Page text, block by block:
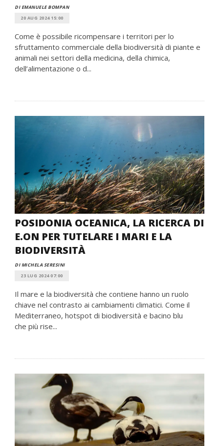
DI EMANUELE BOMPAN
20 AUG 2024 15:00
Come è possibile ricompensare i territori per lo
sfruttamento commerciale della biodiversità di piante e
animali nei settori della medicina, della chimica,
dell’alimentazione o d...
POSIDONIA OCEANICA, LA RICERCA DI
E.ON PER TUTELARE I MARI E LA
BIODIVERSITÀ
DI MICHELA SERESINI
23 LUG 2024 07:00
Il mare e la biodiversità che contiene hanno un ruolo
chiave nel contrasto ai cambiamenti climatici. Come il
Mediterraneo, hotspot di biodiversità e bacino blu
che più rise...